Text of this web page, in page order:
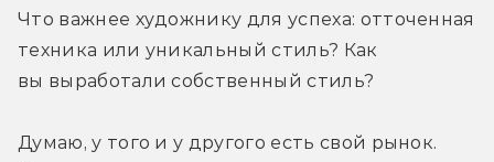
Что важнее художнику для успеха: отточенная
техника или уникальный стиль? Как
вы выработали собственный стиль?
Думаю, у того и у другого есть свой рынок.